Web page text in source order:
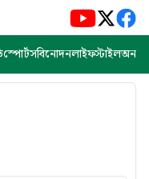
স্পোর্টসবিনোদনলাইফস্টাইল